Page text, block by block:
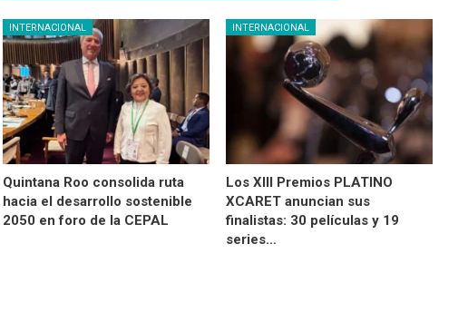
INTERNACIONAL
Quintana Roo consolida ruta
hacia el desarrollo sostenible
2050 en foro de la CEPAL
INTERNACIONAL
Los XIII Premios PLATINO
XCARET anuncian sus
finalistas: 30 películas y 19
series…